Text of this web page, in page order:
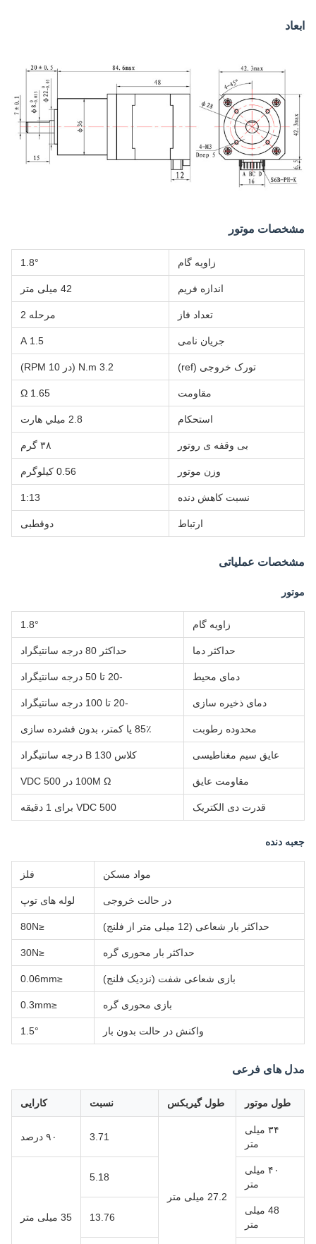
ابعاد
مشخصات موتور
زاویه گام 1.8°
اندازه فریم 42 میلی متر
تعداد فاز مرحله 2
جریان نامی 1.5 A
تورک خروجی (ref) 3.2 N.m (در 10 RPM)
مقاومت 1.65 Ω
استحکام 2.8 ميلي هارت
بی وقفه ی روتور ۳۸ گرم
وزن موتور 0.56 کیلوگرم
نسبت کاهش دنده 1:13
ارتباط دوقطبی
مشخصات عملیاتی
موتور
زاویه گام 1.8°
حداکثر دما حداکثر 80 درجه سانتیگراد
دمای محیط
دمای ذخیره سازی
محدوده رطوبت 85٪ یا کمتر، بدون فشرده سازی
عایق سیم مغناطیسی کلاس B 130 درجه سانتیگراد
مقاومت عایق 100M Ω در 500 VDC
قدرت دی الکتریک 500 VDC برای 1 دقیقه
جعبه دنده
مواد مسکن فلز
در حالت خروجی لوله های توپ
حداکثر بار شعاعی (12 میلی متر از فلنج) ≤80N
حداکثر بار محوری گره ≤30N
بازی شعاعی شفت (نزدیک فلنج) ≤0.06mm
بازی محوری گره ≤0.3mm
واکنش در حالت بدون بار 1.5°
مدل های فرعی
طول موتور طول گیربکس نسبت کارایی
۳۴ میلی
متر
27.2 میلی متر
3.71 ۹۰ درصد
۴۰ میلی
متر
5.18
35 میلی متر
48 میلی
متر
13.76